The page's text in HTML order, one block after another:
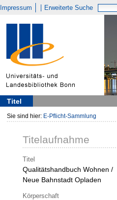
Impressum Erweiterte Suche
Titel
Sie sind hier: E-Pflicht-Sammlung
Titelaufnahme
Titel
Qualitätshandbuch Wohnen /
Neue Bahnstadt Opladen
Körperschaft